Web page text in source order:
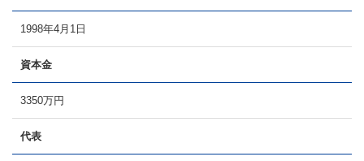
1998年4月1日
資本金
3350万円
代表